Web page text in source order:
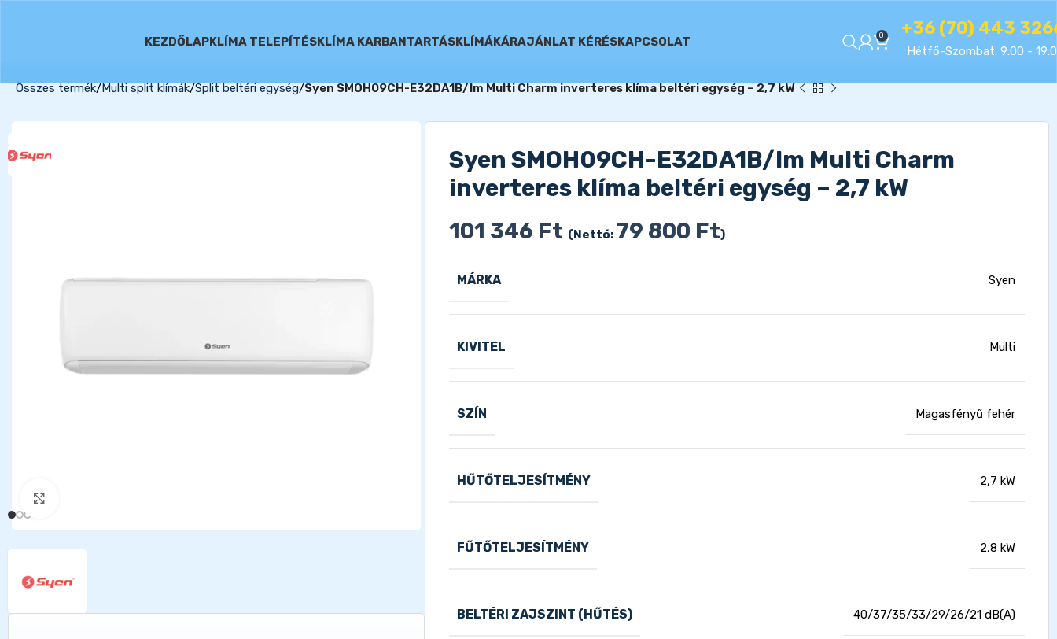
KEZDŐLAPKLÍMA TELEPÍTÉSKLÍMA KARBANTARTÁSKLÍMÁKÁRAJÁNLAT KÉRÉSKAPCSOLAT 0 +36 (70) 443
Hétfő-Szombat: 9:00 -
Összes termék Multi split klímák Split beltéri egység Syen SMOH09CH-E32DA1B/Im Multi Charm inverteres klíma beltéri egység – 2,7 kW
Syen SMOH09CH-E32DA1B/Im Multi Charm
inverteres klíma beltéri egység – 2,7 kW
101 346 Ft (Nettó: 79 800 Ft)
MÁRKA Syen
KIVITEL Multi
SZÍN Magasfényű fehér
HŰTŐTELJESÍTMÉNY 2,7 kW
FŰTŐTELJESÍTMÉNY 2,8 kW
BELTÉRI ZAJSZINT (HŰTÉS) 40/37/35/33/29/26/21 dB(A)